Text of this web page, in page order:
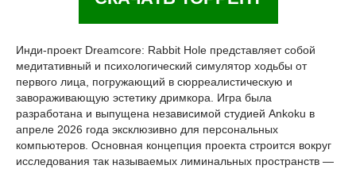
Инди-проект Dreamcore: Rabbit Hole представляет собой
медитативный и психологический симулятор ходьбы от
первого лица, погружающий в сюрреалистическую и
завораживающую эстетику дримкора. Игра была
разработана и выпущена независимой студией Ankoku в
апреле 2026 года эксклюзивно для персональных
компьютеров. Основная концепция проекта строится вокруг
исследования так называемых лиминальных пространств —